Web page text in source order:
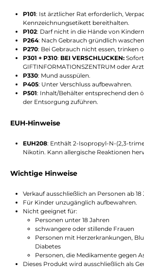
P101: Ist ärztlicher Rat erforderlich,
Kennzeichnungsetikett bereithalten.
P102: Darf nicht in die Hände von
P264: Nach Gebrauch gründlich
P270: Bei Gebrauch nicht essen, trinken
P301 + P310: BEI VERSCHLUCKEN:Sofort
GIFTINFORMATIONSZENTRUM oder
P330: Mund ausspülen.
P405: Unter Verschluss aufbewahren.
P501: Inhalt/Behälter entsprechend den
der Entsorgung zuführen.
EUH-Hinweise
EUH208: Enthält 2-Isopropyl-N-(2,3-
Nikotin. Kann allergische Reaktionen
Wichtige Hinweise
Verkauf ausschließlich an Personen ab 18
Für Kinder unzugänglich aufbewahren.
Nicht geeignet für:
Personen unter 18 Jahren
schwangere oder stillende Frauen
Personen mit Herzerkrankungen,
Diabetes
Personen, die Medikamente gegen
Dieses Produkt wird ausschließlich als